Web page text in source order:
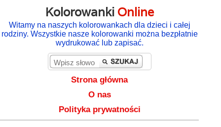
Kolorowanki Online
Witamy na naszych kolorowankach dla dzieci i całej
rodziny. Wszystkie nasze kolorowanki można bezpłatnie
wydrukować lub zapisać.
Strona główna
O nas
Polityka prywatności